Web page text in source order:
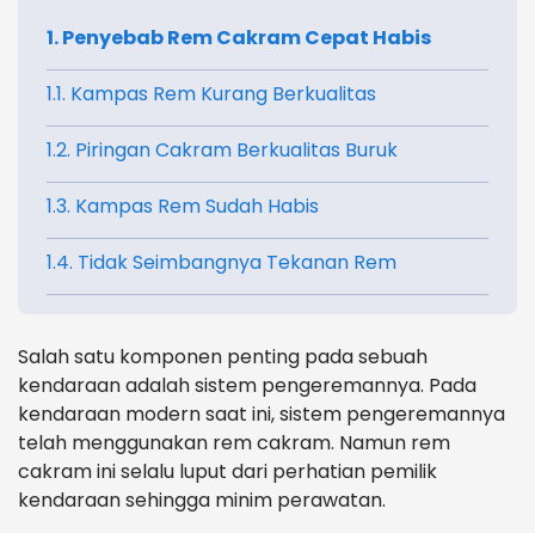
1. Penyebab Rem Cakram Cepat Habis
1.1. Kampas Rem Kurang Berkualitas
1.2. Piringan Cakram Berkualitas Buruk
1.3. Kampas Rem Sudah Habis
1.4. Tidak Seimbangnya Tekanan Rem
Salah satu komponen penting pada sebuah
kendaraan adalah sistem pengeremannya. Pada
kendaraan modern saat ini, sistem pengeremannya
telah menggunakan rem cakram. Namun rem
cakram ini selalu luput dari perhatian pemilik
kendaraan sehingga minim perawatan.